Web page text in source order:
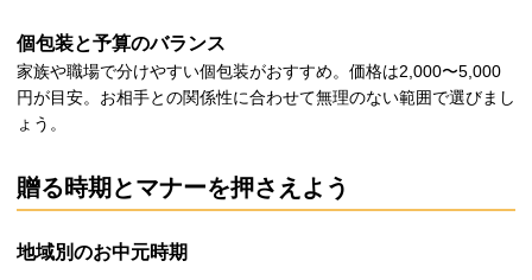
個包装と予算のバランス
家族や職場で分けやすい個包装がおすすめ。価格は2,000〜5,000
円が目安。お相手との関係性に合わせて無理のない範囲で選びまし
ょう。
贈る時期とマナーを押さえよう
地域別のお中元時期